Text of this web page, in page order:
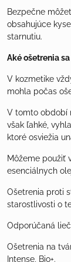
Bezpečne
obsahujúce
starnutiu.
Aké ošetrenia
V kozmetike
mohla počas
V tomto období
však ľahké,
ktoré osviežia
Môžeme použiť
esenciálnych
Ošetrenia proti
starostlivosti o
Odporúčaná
Ošetrenia na
Intense, Bio+.